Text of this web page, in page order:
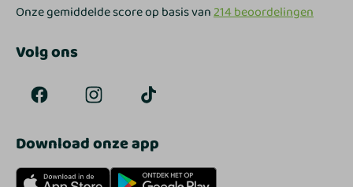
Onze gemiddelde score op basis van214 beoordelingen
Volg ons
Download onze app